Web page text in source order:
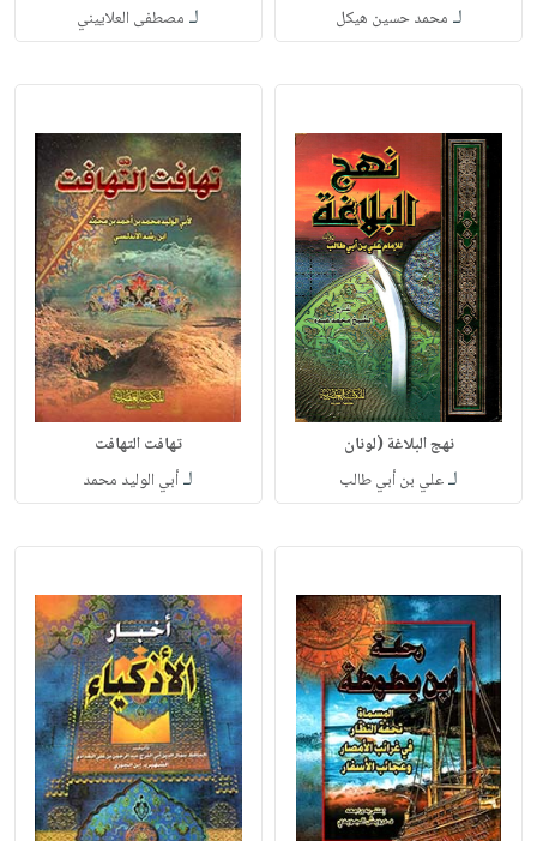
لـ محمد حسين هيكل لـ مصطفى العلاييني
نهج البلاغة (لونان
لـعلي بن أبي طالب
تهافت التهافت
لـأبي الوليد محمد